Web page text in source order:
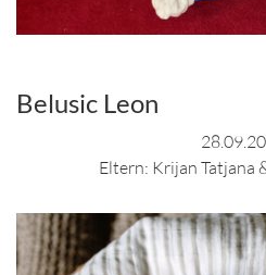
Belusic Leon
Eltern: Krijan Tatjana